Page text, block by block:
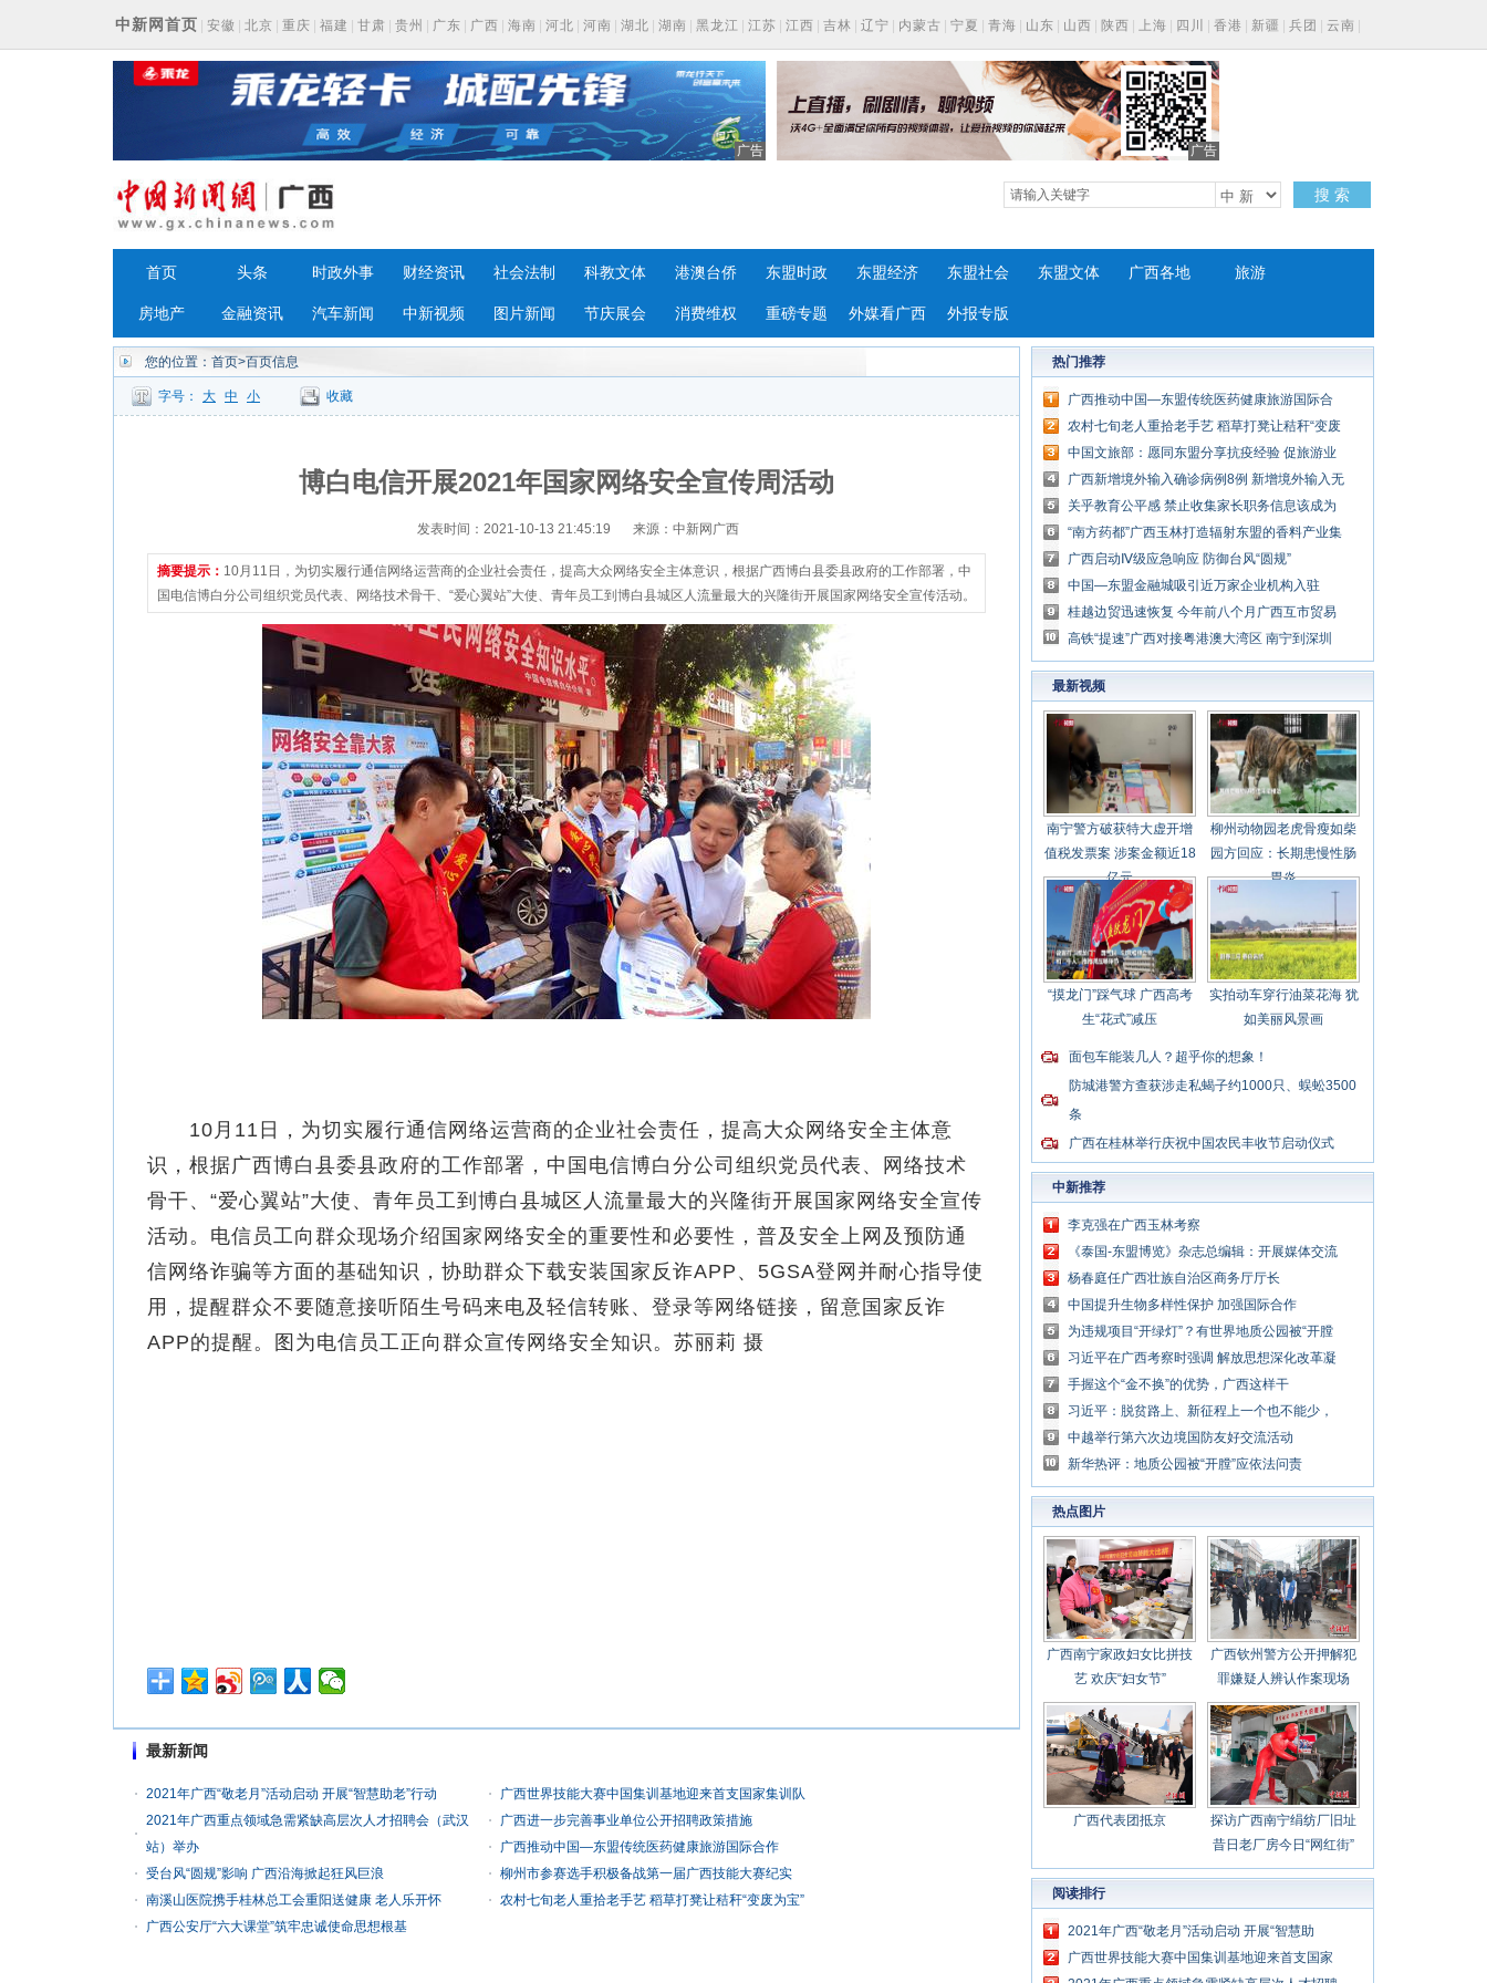
中新网首页 安徽 北京 重庆 福建 甘肃 贵州 广东 广西 海南 河北 河南 湖北 湖南 黑龙江 江苏 江西 吉林 辽宁 内蒙古 宁夏 青海 山东 山西 陕西 上海 四川 香港 新疆 兵团 云南
浙江
广告 广告
搜 索
首页 头条 时政外事 财经资讯 社会法制 科教文体 港澳台侨 东盟时政 东盟经济 东盟社会 东盟文体 广西各地 旅游
房地产 金融资讯 汽车新闻 中新视频 图片新闻 节庆展会 消费维权 重磅专题 外媒看广西 外报专版
您的位置： 首页>百页信息
字号： 大 中 小 收藏
博白电信开展2021年国家网络安全宣传周活动
发表时间：2021-10-13 21:45:19 来源：中新网广西
摘要提示： 10月11日，为切实履行通信网络运营商的企业社会责任，提高大众网络安全主体意识，根据广西博白县委县政府的工作部署，中
国电信博白分公司组织党员代表、网络技术骨干、“爱心翼站”大使、青年员工到博白县城区人流量最大的兴隆街开展国家网络安全宣传活动。
10月11日，为切实履行通信网络运营商的企业社会责任，提高大众网络安全主体意
识，根据广西博白县委县政府的工作部署，中国电信博白分公司组织党员代表、网络技术
骨干、“爱心翼站”大使、青年员工到博白县城区人流量最大的兴隆街开展国家网络安全宣传
活动。电信员工向群众现场介绍国家网络安全的重要性和必要性，普及安全上网及预防通
信网络诈骗等方面的基础知识，协助群众下载安装国家反诈APP、5GSA登网并耐心指导使
用，提醒群众不要随意接听陌生号码来电及轻信转账、登录等网络链接，留意国家反诈
APP的提醒。图为电信员工正向群众宣传网络安全知识。苏丽莉 摄
最新新闻
2021年广西“敬老月”活动启动 开展“智慧助老”行动
广西世界技能大赛中国集训基地迎来首支国家集训队
2021年广西重点领域急需紧缺高层次人才招聘会（武汉
站）举办
广西进一步完善事业单位公开招聘政策措施
广西推动中国—东盟传统医药健康旅游国际合作
受台风“圆规”影响 广西沿海掀起狂风巨浪
柳州市参赛选手积极备战第一届广西技能大赛纪实
南溪山医院携手桂林总工会重阳送健康 老人乐开怀
农村七旬老人重拾老手艺 稻草打凳让秸秆“变废为宝”
广西公安厅“六大课堂”筑牢忠诚使命思想根基
热门推荐
广西推动中国—东盟传统医药健康旅游国际合
作
农村七旬老人重拾老手艺 稻草打凳让秸秆“变废
为宝”
中国文旅部：愿同东盟分享抗疫经验 促旅游业
复苏发展
广西新增境外输入确诊病例8例 新增境外输入无
症状感染者1例
关乎教育公平感 禁止收集家长职务信息该成为
明规则
“南方药都”广西玉林打造辐射东盟的香料产业集
群
广西启动Ⅳ级应急响应 防御台风“圆规”
中国—东盟金融城吸引近万家企业机构入驻
桂越边贸迅速恢复 今年前八个月广西互市贸易
增长逾九成
高铁“提速”广西对接粤港澳大湾区 南宁到深圳
将仅需2.5小时
最新视频
南宁警方破获特大虚开增
值税发票案 涉案金额近18
亿元
柳州动物园老虎骨瘦如柴
园方回应：长期患慢性肠
胃炎
“摸龙门”踩气球 广西高考
生“花式”减压
实拍动车穿行油菜花海 犹
如美丽风景画
面包车能装几人？超乎你的想象！
防城港警方查获涉走私蝎子约1000只、蜈蚣3500
条
广西在桂林举行庆祝中国农民丰收节启动仪式
中新推荐
李克强在广西玉林考察
《泰国-东盟博览》杂志总编辑：开展媒体交流
讲好中国与东盟合作故事
杨春庭任广西壮族自治区商务厅厅长
中国提升生物多样性保护 加强国际合作
为违规项目“开绿灯”？有世界地质公园被“开膛
破肚”
习近平在广西考察时强调 解放思想深化改革凝
心聚力担当实干 建设新时代中国特色社会主义
壮美
手握这个“金不换”的优势，广西这样干
习近平：脱贫路上、新征程上一个也不能少，
中国共产党说话算数
中越举行第六次边境国防友好交流活动
新华热评：地质公园被“开膛”应依法问责
热点图片
广西南宁家政妇女比拼技
艺 欢庆“妇女节”
广西钦州警方公开押解犯
罪嫌疑人辨认作案现场
广西代表团抵京
探访广西南宁绢纺厂旧址
昔日老厂房今日“网红街”
阅读排行
2021年广西“敬老月”活动启动 开展“智慧助
老”行动
广西世界技能大赛中国集训基地迎来首支国家